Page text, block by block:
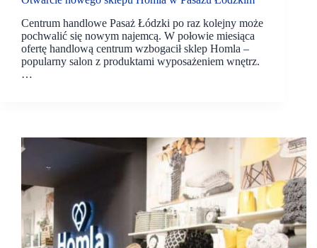
Centrum handlowe Pasaż Łódzki po raz kolejny może
pochwalić się nowym najemcą. W połowie miesiąca
ofertę handlową centrum wzbogacił sklep Homla –
popularny salon z produktami wyposażeniem wnętrz.
…